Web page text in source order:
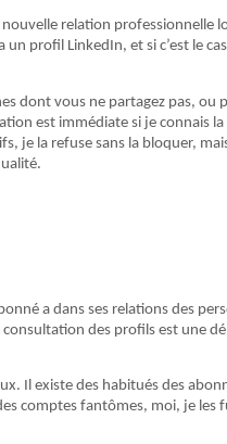
relation professionnelle
profil LinkedIn, et si c’est le
dont vous ne partagez pas, ou
est immédiate si je connais
je la refuse sans la bloquer,
a dans ses relations des
des profils est une
Il existe des habitués des
comptes fantômes, moi, je les